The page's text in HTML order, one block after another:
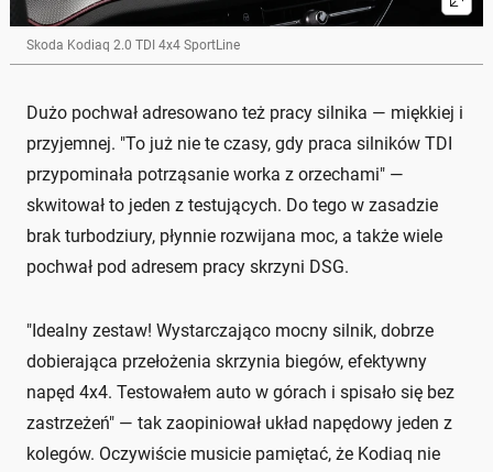
Skoda Kodiaq 2.0 TDI 4x4 SportLine
Dużo pochwał adresowano też pracy silnika — miękkiej i
przyjemnej. "To już nie te czasy, gdy praca silników TDI
przypominała potrząsanie worka z orzechami" —
skwitował to jeden z testujących. Do tego w zasadzie
brak turbodziury, płynnie rozwijana moc, a także wiele
pochwał pod adresem pracy skrzyni DSG.
"Idealny zestaw! Wystarczająco mocny silnik, dobrze
dobierająca przełożenia skrzynia biegów, efektywny
napęd 4x4. Testowałem auto w górach i spisało się bez
zastrzeżeń" — tak zaopiniował układ napędowy jeden z
kolegów. Oczywiście musicie pamiętać, że Kodiaq nie